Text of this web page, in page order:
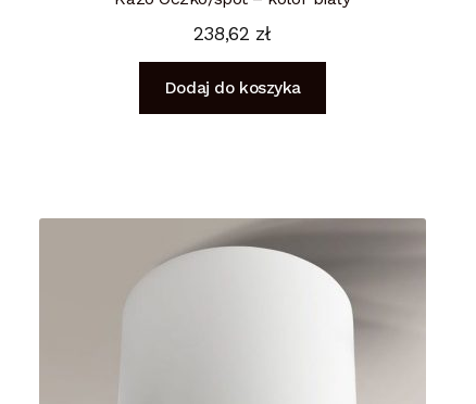
238,62 zł
Dodaj do koszyka